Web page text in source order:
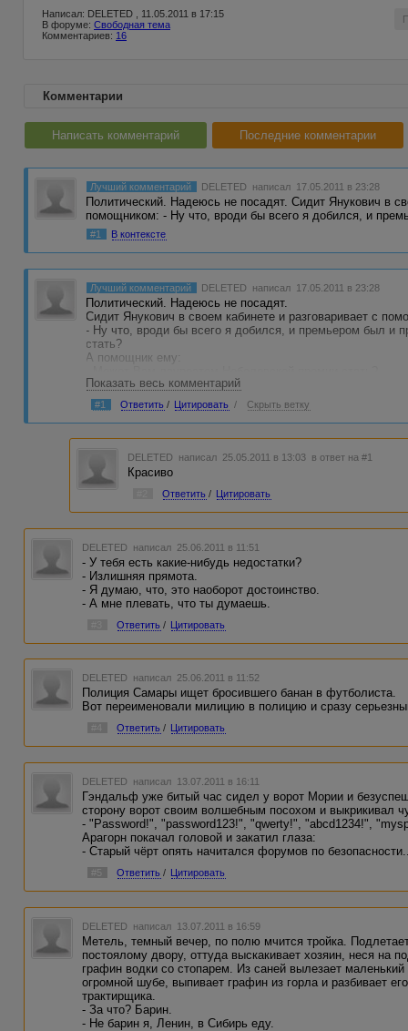
Написал: DELETED , 11.05.2011 в 17:15
В форуме: Свободная тема
Комментариев: 16
Комментарии
Написать комментарий Последние комментарии
Лучший комментарий DELETED написал 17.05.2011 в 23:28
Политический. Надеюсь не посадят. Сидит Янукович в
помощником: - Ну что, вроди бы всего я добился, и
#1 В контексте
Лучший комментарий DELETED написал 17.05.2011 в 23:28
Политический. Надеюсь не посадят.
Сидит Янукович в своем кабинете и разговаривает с
- Ну что, вроди бы всего я добился, и премьером был и
стать?
А помощник ему:
Янукович:
- О, отличная идея.
Помощник:
- Да, только надо придумать в какой области.
Янукович:
- Ну в какой - в какой, в Донецкой конечно!
Показать весь комментарий
#1 Ответить / Цитировать / Скрыть ветку
DELETED написал 25.05.2011 в 13:03 в ответ на #1
Красиво
Ответить / Цитировать
DELETED написал 25.06.2011 в 11:51
- У тебя есть какие-нибудь недостатки?
- Излишняя прямота.
- Я думаю, что, это наоборот достоинство.
- А мне плевать, что ты думаешь.
Ответить / Цитировать
DELETED написал 25.06.2011 в 11:52
Полиция Самары ищет бросившего банан в футболиста.
Вот переименовали милицию в полицию и сразу
Ответить / Цитировать
DELETED написал 13.07.2011 в 16:11
Гэндальф уже битый час сидел у ворот Мории и
сторону ворот своим волшебным посохом и выкрикивал
- "Password!", "password123!", "qwerty!", "abcd1234!",
Арагорн покачал головой и закатил глаза:
- Старый чёрт опять начитался форумов по
#5 Ответить / Цитировать
DELETED написал 13.07.2011 в 16:59
Метель, темный вечер, по полю мчится тройка.
постоялому двору, оттуда выскакивает хозяин, неся на
графин водки со стопарем. Из саней вылезает
огромной шубе, выпивает графин из горла и разбивает
трактирщика.
- За что? Барин.
- Не барин я, Ленин, в Сибирь еду.